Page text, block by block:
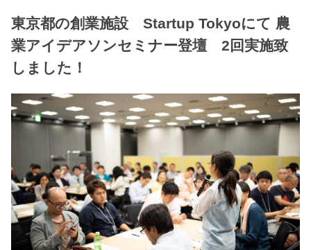
東京都の創業施設 Startup Tokyoにて 農
業アイデアソンセミナー登壇 2回実施致
しました！